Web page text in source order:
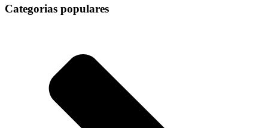
Categorias populares